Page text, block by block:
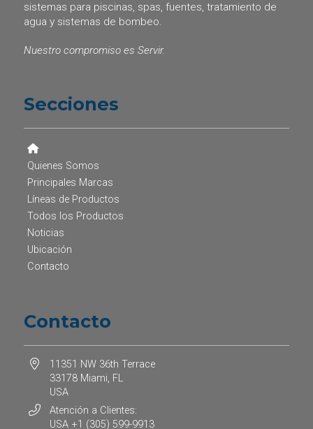
sistemas para piscinas, spas, fuentes, tratamiento de
agua y sistemas de bombeo.
Nuestro compromiso es Servir.
Secciones
Quienes Somos
Principales Marcas
Líneas de Productos
Todos los Productos
Noticias
Ubicación
Contacto
Contacto
11351 NW 36th Terrace
33178 Miami, FL
USA
Atención a Clientes:
USA +1 (305) 599-9913